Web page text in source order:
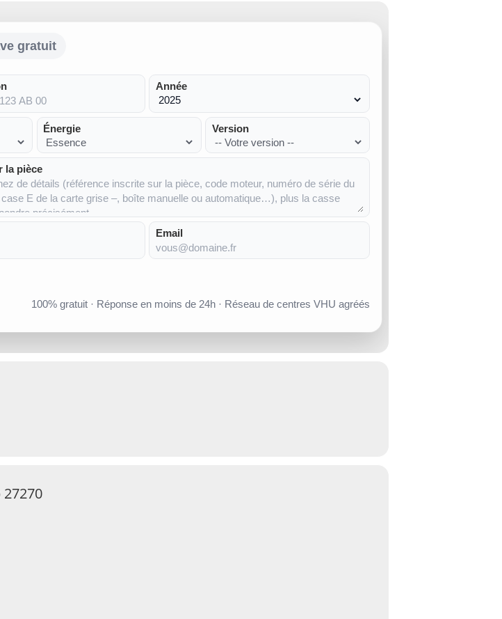
gratuit
Année
Énergie Version
la pièce
Email
100% gratuit · Réponse en moins de 24h · Réseau de centres VHU agréés